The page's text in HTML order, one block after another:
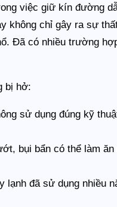
việc giữ kín đường
không chỉ gây ra sự
Đã có nhiều trường
bị hở:
sử dụng đúng kỹ
bụi bẩn có thể làm
lạnh đã sử dụng nhiều